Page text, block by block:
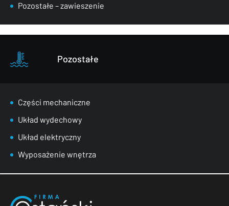
Pozostałe – zawieszenie
Pozostałe
Części mechaniczne
Układ wydechowy
Układ elektryczny
Wyposażenie wnętrza